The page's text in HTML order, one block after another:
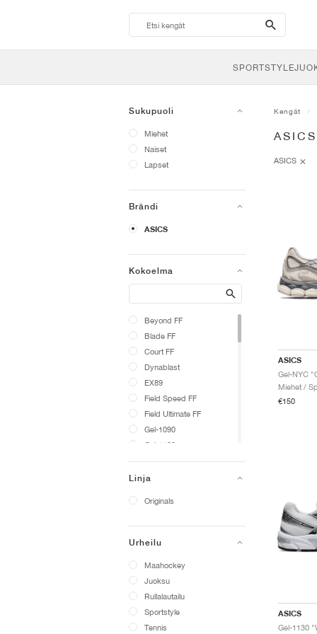
search-
btn
SPORTSTYLE
Sukupuoli
Miehet
Naiset
Lapset
Brändi
ASICS
Kokoelma
Search
Beyond FF
Blade FF
Court FF
Dynablast
EX89
Field Speed FF
Field Ultimate FF
Gel-1090
Gel-1130
Gel-Challenger
Gel-Cumulus
Gel-K1011
Gel-Kayano 14
Gel-Kinetic Fluent
Gel-Lyte
Gel-Nimbus
Gel-Nimbus 10.1
Gel-Nimbus 9
Linja
Originals
Urheilu
Maahockey
Juoksu
Rullalautailu
Sportstyle
Tennis
Kengät
ASICS
ASICS
Gel-NYC
Miehet /
€150
ASICS
Gel-1130